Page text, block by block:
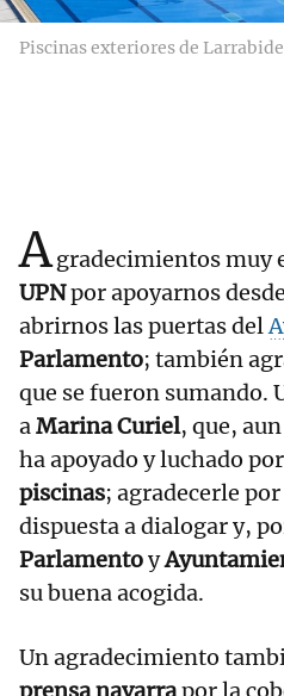
Piscinas exteriores de
Agradecimientos muy
UPNpor apoyarnos
abrirnos las puertas del
Parlamento; también
que se fueron sumando.
aMarina Curiel, que,
ha apoyado y luchado
piscinas; agradecerle
dispuesta a dialogar y,
Parlamentoy
su buena acogida.
Un agradecimiento